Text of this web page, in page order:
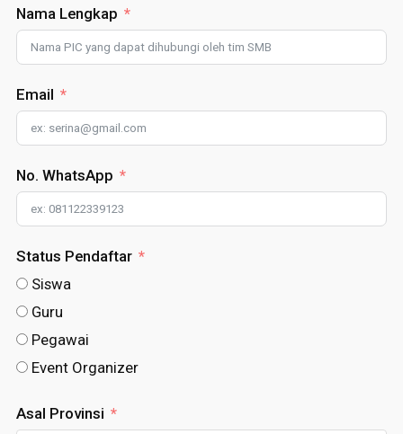
Nama Lengkap
Email
No. WhatsApp
Status Pendaftar
Siswa
Guru
Pegawai
Event Organizer
Asal Provinsi